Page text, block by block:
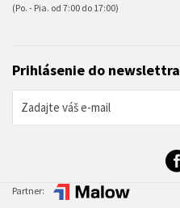
(Po. - Pia. od 7:00 do 17:00)
Prihlásenie do newslettra
Partner: